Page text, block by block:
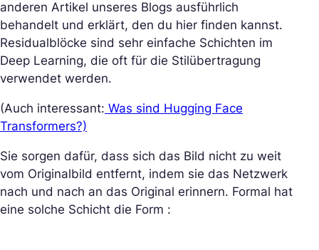
anderen Artikel unseres Blogs ausführlich
behandelt und erklärt, den du hier finden kannst.
Residualblöcke sind sehr einfache Schichten im
Deep Learning, die oft für die Stilübertragung
verwendet werden.
(Auch interessant: Was sind Hugging Face
Transformers?)
Sie sorgen dafür, dass sich das Bild nicht zu weit
vom Originalbild entfernt, indem sie das Netzwerk
nach und nach an das Original erinnern. Formal hat
eine solche Schicht die Form :